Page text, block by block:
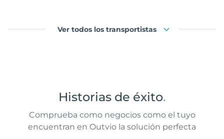
Ver todos los transportistas
Historias de éxito.
Comprueba como negocios como el tuyo
encuentran en Outvio la solución perfecta